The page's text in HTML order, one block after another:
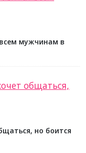
мужчинам в
но боится